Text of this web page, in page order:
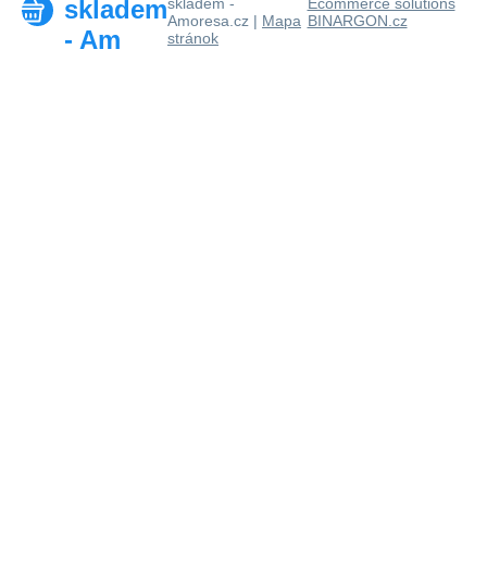
skladem
- Am
Amoresa.cz | Mapa
stránok
BINARGON.cz